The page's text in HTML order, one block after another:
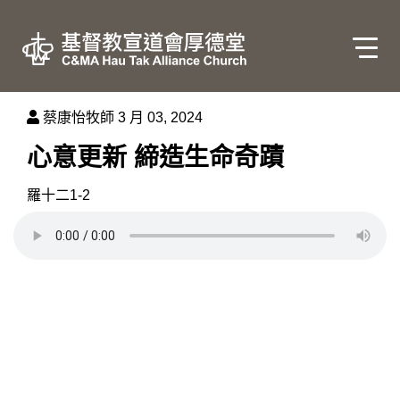
蔡康怡牧師 3 月 03, 2024
心意更新 締造生命奇蹟
羅十二1-2